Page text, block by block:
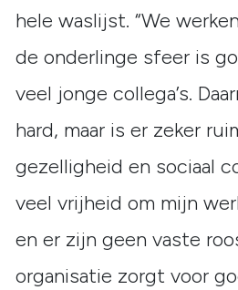
hele waslijst. “We
de onderlinge sfeer is
veel jonge collega’s.
hard, maar is er zeker
gezelligheid en sociaal
veel vrijheid om mijn
en er zijn geen vaste
organisatie zorgt voor